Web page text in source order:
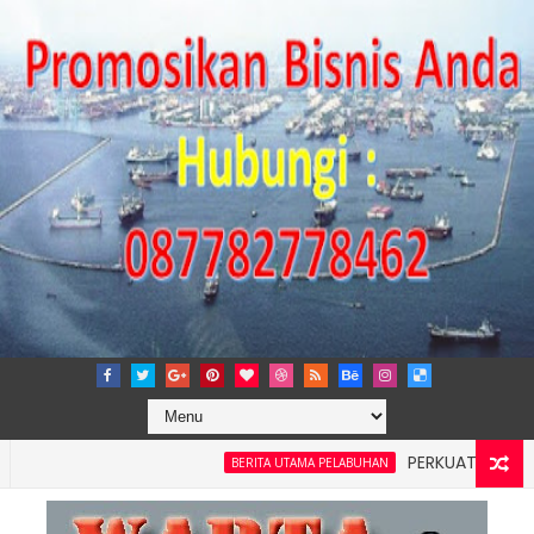
BERITA UTAMA PELABUHAN
PERKUAT TATA
4: Pelindo Jasa Maritim Dengar Keluhan dan